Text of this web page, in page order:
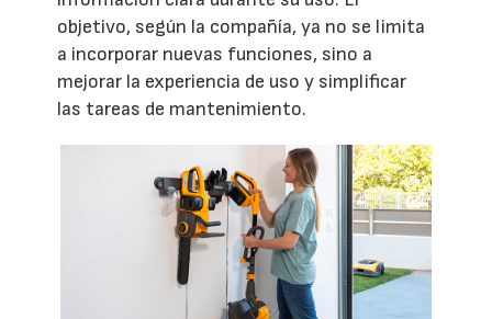
objetivo, según la compañía, ya no se limita
a incorporar nuevas funciones, sino a
mejorar la experiencia de uso y simplificar
las tareas de mantenimiento.